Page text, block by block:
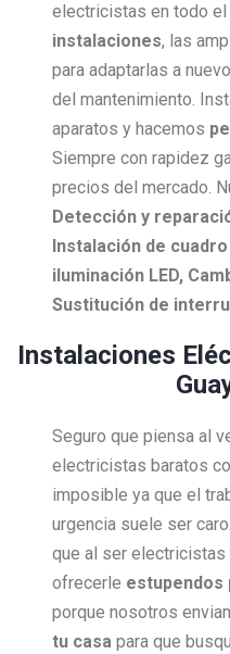
electricistas en todo el
instalaciones, las
para adaptarlas a
del mantenimiento.
aparatos y hacemos
Siempre con rapidez
precios del mercado.
Detección y
Instalación de
iluminación LED,
Sustitución de
Instalaciones
Seguro que piensa al
electricistas baratos
imposible ya que el
urgencia suele ser
que al ser
ofrecerle estupendos
porque nosotros
tu casa para que